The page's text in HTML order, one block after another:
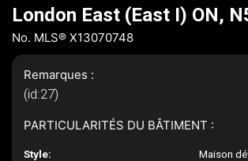
London East (East I) ON,
No. MLS® X13070748
Remarques :
(id:27)
PARTICULARITÉS DU BÂTIMENT :
Style:
Maison